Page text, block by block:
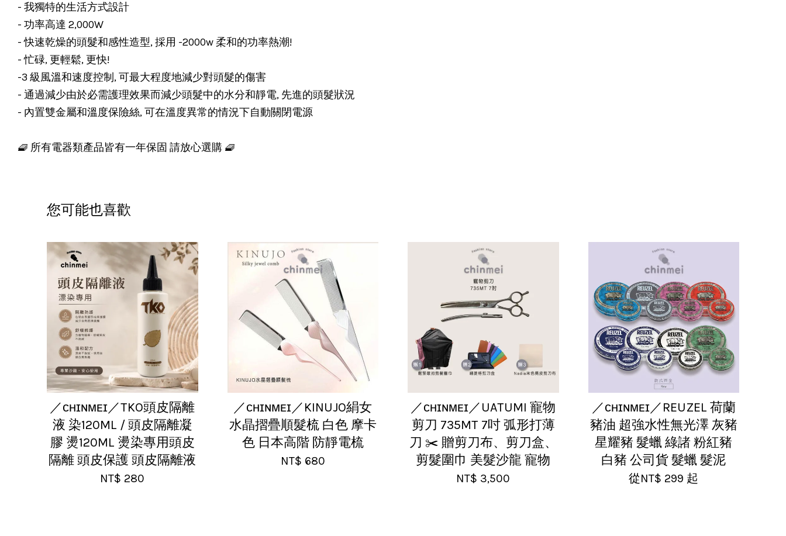
- 我獨特的生活方式設計
- 功率高達 2,000W
- 快速乾燥的頭髮和感性造型, 採用 -2000w 柔和的功率熱潮!
- 忙碌, 更輕鬆, 更快!
-3 級風溫和速度控制, 可最大程度地減少對頭髮的傷害
- 通過減少由於必需護理效果而減少頭髮中的水分和靜電, 先進的頭髮狀況
- 內置雙金屬和溫度保險絲, 可在溫度異常的情況下自動關閉電源
🧇 所有電器類產品皆有一年保固 請放心選購 🧇
您可能也喜歡
／ᴄʜɪɴᴍᴇɪ／TKO頭皮隔離
液 染120ML / 頭皮隔離凝
膠 燙120ML 燙染專用頭皮
隔離 頭皮保護 頭皮隔離液
NT$ 280
／ᴄʜɪɴᴍᴇɪ／KINUJO絹女
水晶摺疊順髮梳 白色 摩卡
色 日本高階 防靜電梳
NT$ 680
／ᴄʜɪɴᴍᴇɪ／UATUMI 寵物
剪刀 735MT 7吋 弧形打薄
刀 ✂️ 贈剪刀布、剪刀盒、
剪髮圍巾 美髮沙龍 寵物
NT$ 3,500
／ᴄʜɪɴᴍᴇɪ／REUZEL 荷蘭
豬油 超強水性無光澤 灰豬
星耀豬 髮蠟 綠諸 粉紅豬
白豬 公司貨 髮蠟 髮泥
從NT$ 299 起